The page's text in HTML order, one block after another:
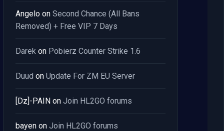
Angelo on Second Chance (All Bans
Removed) + Free VIP 7 Days
Darek on Pobierz Counter Strike 1.6
Duud on Update For ZM EU Server
[Dz]-PAIN on Join HL2GO forums
bayen on Join HL2GO forums